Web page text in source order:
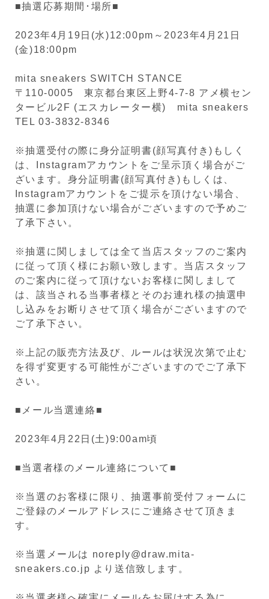
■抽選応募期間･場所■
2023年4月19日(水)12:00pm～2023年4月21日
(金)18:00pm
mita sneakers SWITCH STANCE
〒110-0005 東京都台東区上野4-7-8 アメ横セン
タービル2F (エスカレーター横) mita sneakers
TEL 03-3832-8346
※抽選受付の際に身分証明書(顔写真付き)もしく
は、Instagramアカウントをご呈示頂く場合がご
ざいます。身分証明書(顔写真付き)もしくは、
Instagramアカウントをご提示を頂けない場合、
抽選に参加頂けない場合がございますので予めご
了承下さい。
※抽選に関しましては全て当店スタッフのご案内
に従って頂く様にお願い致します。当店スタッフ
のご案内に従って頂けないお客様に関しまして
は、該当される当事者様とそのお連れ様の抽選申
し込みをお断りさせて頂く場合がございますので
ご了承下さい。
※上記の販売方法及び、ルールは状況次第で止む
を得ず変更する可能性がございますのでご了承下
さい。
■メール当選連絡■
2023年4月22日(土)9:00am頃
■当選者様のメール連絡について■
※当選のお客様に限り、抽選事前受付フォームに
ご登録のメールアドレスにご連絡させて頂きま
す。
※当選メールは noreply@draw.mita-
sneakers.co.jp より送信致します。